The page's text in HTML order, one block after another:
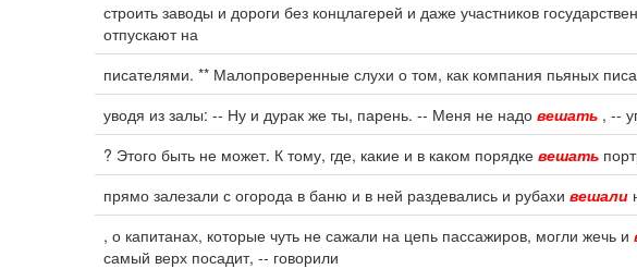
строить заводы и дороги без концлагерей и даже участников
отпускают на
писателями. ** Малопроверенные слухи о том, как компания пьяных
уводя из залы: -- Ну и дурак же ты, парень. -- Меня не надо вешать , --
? Этого быть не может. К тому, где, какие и в каком порядке вешать
прямо залезали с огорода в баню и в ней раздевались и рубахи вешали
, о капитанах, которые чуть не сажали на цепь пассажиров, могли жечь и
самый верх посадит, -- говорили